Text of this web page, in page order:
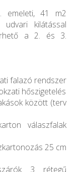
emeleti, 41 m2
kilátással
a 2. és 3.
falazó rendszer
hőszigetelés
között (terv
válaszfalak
25 cm
3 rétegű